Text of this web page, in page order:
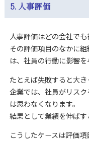
5. 人事評価
人事評価はどの会社でも
その評価項目のなかに
は、社員の行動に影響
たとえば失敗すると大
企業では、社員がリス
は思わなくなります。
結果として業績を伸ばす
こうしたケースは評価